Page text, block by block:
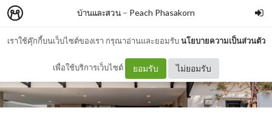
เราใช้คุ๊กกี้บนเว็บไซต์ของเรา กรุณาอ่านและยอมรับนโยบายความเป็นส่วนตัว
เพื่อใช้บริการเว็บไซต์ ยอมรับ ไม่ยอมรับ
บ้านและสวน – Peach Phasakorn